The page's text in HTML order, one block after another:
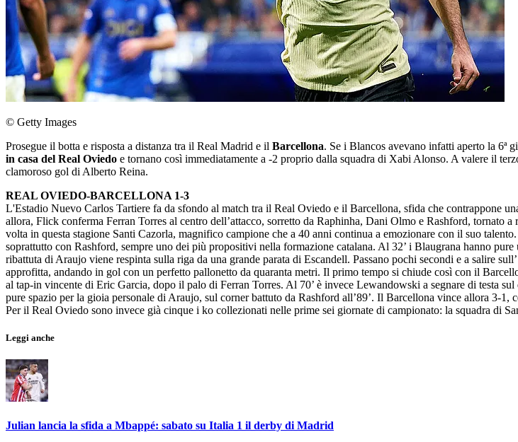
© Getty Images
Prosegue il botta e risposta a distanza tra il Real Madrid e il Barcellona. Se i Blancos avevano infatti aperto la 6ª
in casa del Real Oviedo e tornano così immediatamente a -2 proprio dalla squadra di Xabi Alonso. A valere il
clamoroso gol di Alberto Reina.
REAL OVIEDO-BARCELLONA 1-3
L'Estadio Nuevo Carlos Tartiere fa da sfondo al match tra il Real Oviedo e il Barcellona, sfida che contrappone
allora, Flick conferma Ferran Torres al centro dell’attacco, sorretto da Raphinha, Dani Olmo e Rashford, tornato
volta in questa stagione Santi Cazorla, magnifico campione che a 40 anni continua a emozionare con il suo
soprattutto con Rashford, sempre uno dei più propositivi nella formazione catalana. Al 32’ i Blaugrana hanno
ribattuta di Araujo viene respinta sulla riga da una grande parata di Escandell. Passano pochi secondi e a salire
approfitta, andando in gol con un perfetto pallonetto da quaranta metri. Il primo tempo si chiude così con il
al tap-in vincente di Eric Garcia, dopo il palo di Ferran Torres. Al 70’ è invece Lewandowski a segnare di testa
pure spazio per la gioia personale di Araujo, sul corner battuto da Rashford all’89’. Il Barcellona vince allora 3-
Per il Real Oviedo sono invece già cinque i ko collezionati nelle prime sei giornate di campionato: la squadra di
Leggi anche
Julian lancia la sfida a Mbappé: sabato su Italia 1 il derby di Madrid